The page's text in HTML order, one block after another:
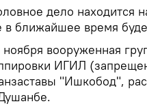
дело находится
в ближайшее время
вооруженная
ИГИЛ
"Ишкобод",